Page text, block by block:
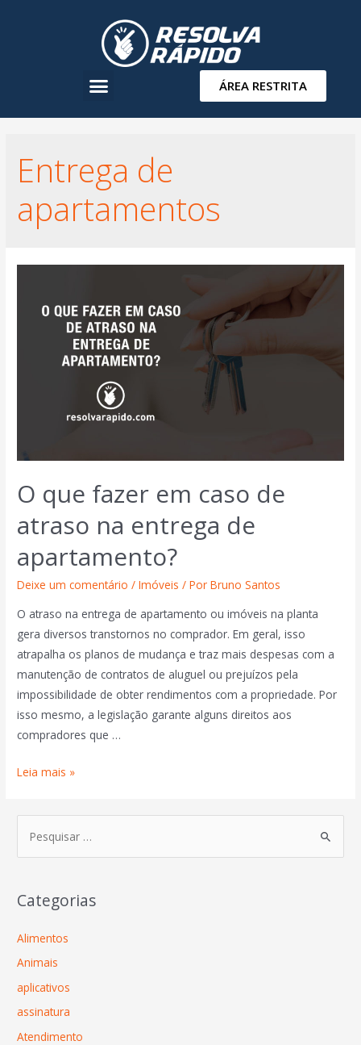
ÁREA RESTRITA
Entrega de
apartamentos
O que fazer em caso de
atraso na entrega de
apartamento?
Deixe um comentário /Imóveis / PorBruno Santos
O atraso na entrega de apartamento ou imóveis na planta
gera diversos transtornos no comprador. Em geral, isso
atrapalha os planos de mudança e traz mais despesas com a
manutenção de contratos de aluguel ou prejuízos pela
impossibilidade de obter rendimentos com a propriedade. Por
isso mesmo, a legislação garante alguns direitos aos
compradores que …
Leia mais »
Categorias
Alimentos
Animais
aplicativos
assinatura
Atendimento